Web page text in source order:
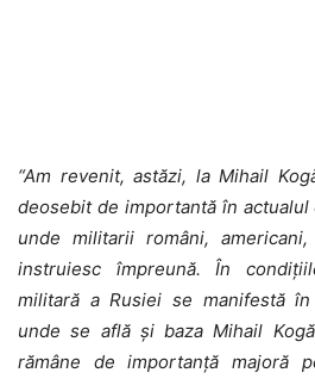
“Am revenit, astăzi, la Mihail
deosebit de importantă în
unde militarii români,
instruiesc împreună. În
militară a Rusiei se manifestă
unde se află și baza Mihail
rămâne de importanță majoră